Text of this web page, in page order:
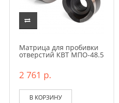
Матрица для пробивки
отверстий КВТ МПО-48.5
2 761 р.
В КОРЗИНУ